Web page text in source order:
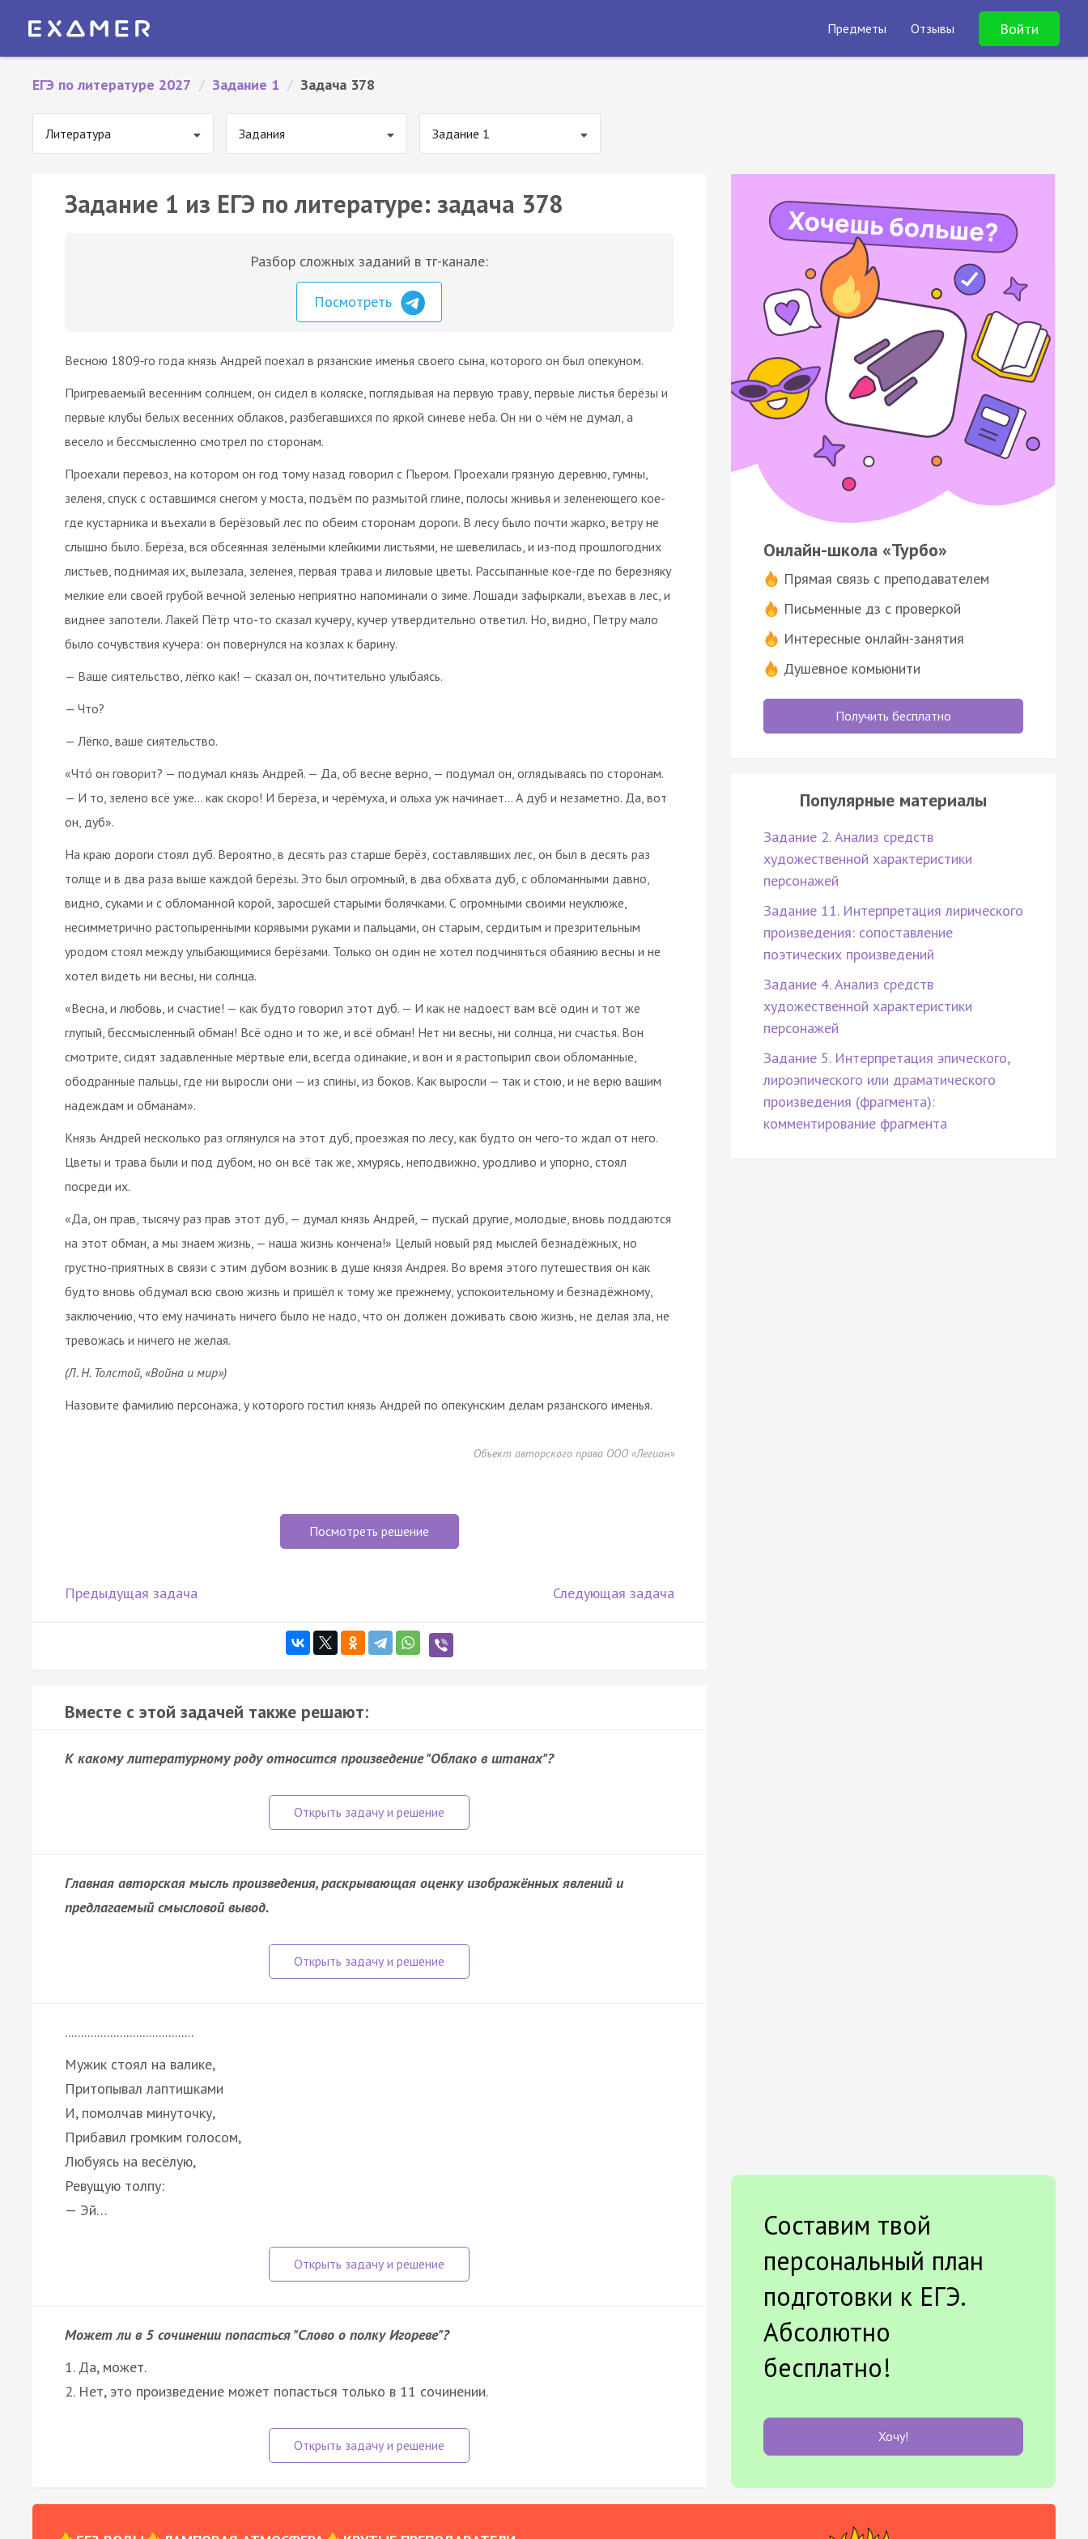
Предметы Отзывы Войти
ЕГЭ по литературе 2027 / Задание 1 / Задача 378
Литература Задания Задание 1
Задание 1 из ЕГЭ по литературе: задача 378
Разбор сложных заданий в тг-канале:
Посмотреть
Весною 1809‑го года князь Андрей поехал в рязанские именья своего сына, которого он был опекуном.
Пригреваемый весенним солнцем, он сидел в коляске, поглядывая на первую траву, первые листья берёзы и
первые клубы белых весенних облаков, разбегавшихся по яркой синеве неба. Он ни о чём не думал, а
весело и бессмысленно смотрел по сторонам.
Проехали перевоз, на котором он год тому назад говорил с Пьером. Проехали грязную деревню, гумны,
зеленя, спуск с оставшимся снегом у моста, подъём по размытой глине, полосы жнивья и зеленеющего кое-
где кустарника и въехали в берёзовый лес по обеим сторонам дороги. В лесу было почти жарко, ветру не
слышно было. Берёза, вся обсеянная зелёными клейкими листьями, не шевелилась, и из-под прошлогодних
листьев, поднимая их, вылезала, зеленея, первая трава и лиловые цветы. Рассыпанные кое-где по березняку
мелкие ели своей грубой вечной зеленью неприятно напоминали о зиме. Лошади зафыркали, въехав в лес, и
виднее запотели. Лакей Пётр что-то сказал кучеру, кучер утвердительно ответил. Но, видно, Петру мало
было сочувствия кучера: он повернулся на козлах к барину.
— Ваше сиятельство, лёгко как! — сказал он, почтительно улыбаясь.
— Что?
— Лёгко, ваше сиятельство.
«Что́ он говорит? — подумал князь Андрей. — Да, об весне верно, — подумал он, оглядываясь по сторонам.
— И то, зелено всё уже… как скоро! И берёза, и черёмуха, и ольха уж начинает… А дуб и незаметно. Да, вот
он, дуб».
На краю дороги стоял дуб. Вероятно, в десять раз старше берёз, составлявших лес, он был в десять раз
толще и в два раза выше каждой берёзы. Это был огромный, в два обхвата дуб, с обломанными давно,
видно, суками и с обломанной корой, заросшей старыми болячками. С огромными своими неуклюже,
несимметрично растопыренными корявыми руками и пальцами, он старым, сердитым и презрительным
уродом стоял между улыбающимися берёзами. Только он один не хотел подчиняться обаянию весны и не
хотел видеть ни весны, ни солнца.
«Весна, и любовь, и счастие! — как будто говорил этот дуб. — И как не надоест вам всё один и тот же
глупый, бессмысленный обман! Всё одно и то же, и всё обман! Нет ни весны, ни солнца, ни счастья. Вон
смотрите, сидят задавленные мёртвые ели, всегда одинакие, и вон и я растопырил свои обломанные,
ободранные пальцы, где ни выросли они — из спины, из боков. Как выросли — так и стою, и не верю вашим
надеждам и обманам».
Князь Андрей несколько раз оглянулся на этот дуб, проезжая по лесу, как будто он чего-то ждал от него.
Цветы и трава были и под дубом, но он всё так же, хмурясь, неподвижно, уродливо и упорно, стоял
посреди их.
«Да, он прав, тысячу раз прав этот дуб, — думал князь Андрей, — пускай другие, молодые, вновь поддаются
на этот обман, а мы знаем жизнь, — наша жизнь кончена!» Целый новый ряд мыслей безнадёжных, но
грустно-приятных в связи с этим дубом возник в душе князя Андрея. Во время этого путешествия он как
будто вновь обдумал всю свою жизнь и пришёл к тому же прежнему, успокоительному и безнадёжному,
заключению, что ему начинать ничего было не надо, что он должен доживать свою жизнь, не делая зла, не
тревожась и ничего не желая.
(Л. Н. Толстой, «Война и мир»)
Назовите фамилию персонажа, у которого гостил князь Андрей по опекунским делам рязанского именья.
Объект авторского права ООО «Легион»
Посмотреть решение
Предыдущая задача Следующая задача
Вместе с этой задачей также решают:
К какому литературному роду относится произведение "Облако в штанах"?
Главная авторская мысль произведения, раскрывающая оценку изображённых явлений и
предлагаемый смысловой вывод.
........................................
Мужик стоял на валике,
Притопывал лаптишками
И, помолчав минуточку,
Прибавил громким голосом,
Любуясь на весёлую,
Ревущую толпу:
— Эй…
Может ли в 5 сочинении попасться "Слово о полку Игореве"?
1. Да, может.
2. Нет, это произведение может попасться только в 11 сочинении.
Онлайн-школа «Турбо»
Прямая связь с преподавателем
Письменные дз с проверкой
Интересные онлайн-занятия
Душевное комьюнити
Получить бесплатно
Популярные материалы
Задание 2. Анализ средств
художественной характеристики
персонажей
Задание 11. Интерпретация лирического
произведения: сопоставление
поэтических произведений
Задание 4. Анализ средств
художественной характеристики
персонажей
Задание 5. Интерпретация эпического,
лироэпического или драматического
произведения (фрагмента):
комментирование фрагмента
Составим твой
персональный план
подготовки к ЕГЭ.
Абсолютно
бесплатно!
Хочу!